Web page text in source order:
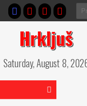
Hrkljuš
Saturday, August 8,